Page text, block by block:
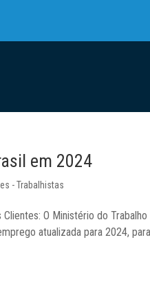
em 2024
- Trabalhistas
O Ministério do
atualizada para 2024,